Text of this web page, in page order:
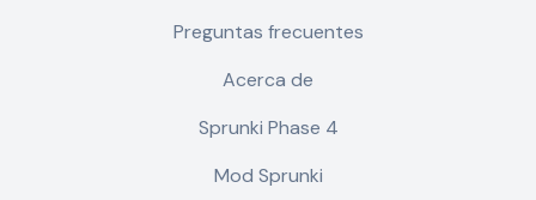
Preguntas frecuentes
Acerca de
Sprunki Phase 4
Mod Sprunki